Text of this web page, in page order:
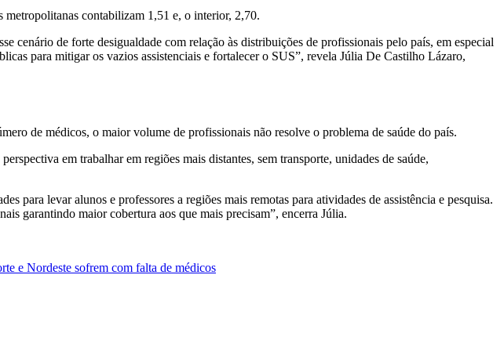
metropolitanas contabilizam 1,51 e, o interior, 2,70.
cenário de forte desigualdade com relação às distribuições de profissionais pelo país, em especial
para mitigar os vazios assistenciais e fortalecer o SUS”, revela Júlia De Castilho Lázaro,
de médicos, o maior volume de profissionais não resolve o problema de saúde do país.
em trabalhar em regiões mais distantes, sem transporte, unidades de saúde,
para levar alunos e professores a regiões mais remotas para atividades de assistência e pesquisa.
garantindo maior cobertura aos que mais precisam”, encerra Júlia.